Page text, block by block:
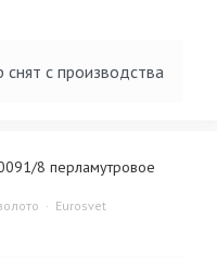
снят с производства
8 перламутровое
Eurosvet